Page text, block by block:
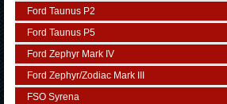
Ford Taunus P2
Ford Taunus P5
Ford Zephyr Mark IV
Ford Zephyr/Zodiac Mark III
FSO Syrena